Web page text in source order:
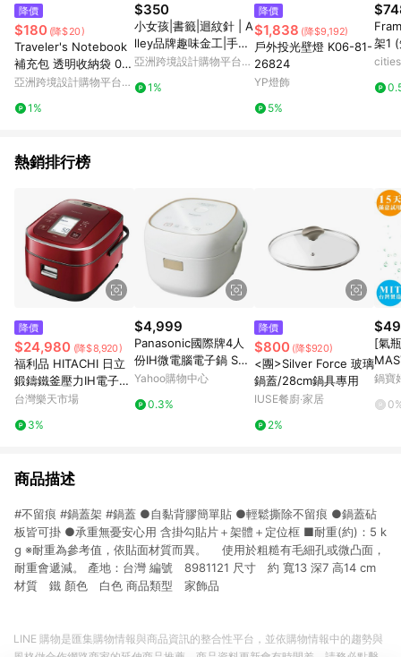
點數回饋或點數回饋有爭議，台灣樂天市場保有更改條款與法律
追訴之權利，活動詳情以樂天市場網站公告為準。
降價
$180 (降$20)
Traveler's Notebook
補充包 透明收納袋 00
8
亞洲跨境設計購物平台
1%
$350
小女孩|書籤|迴紋針 | A
lley品牌趣味金工|手工|
文青風
亞洲跨境設計購物平台
1%
降價
$1,838 (降$9,192)
戶外投光壁燈 K06-81-
26824
YP燈飾
5%
架1
熱銷排行榜
降價
$24,980 (降$8,920)
福利品 HITACHI 日立
鍛鑄鐵釜壓力IH電子鍋
RZ-YW3000TR RZYW
台灣樂天市場
3%
$4,999
Panasonic國際牌4人
份IH微電腦電子鍋 SR-
KT069
Yahoo購物中心
0.3%
降價
$800 (降$920)
<團>Silver Force 玻璃
鍋蓋/28cm鍋具專用
IUSE餐廚‧家居
2%
[氣
換氣
鍋寶
商品描述
#不留痕 #鍋蓋架 #鍋蓋 ●自黏背膠簡單貼 ●輕鬆撕除不留痕 ●鍋蓋砧
板皆可掛 ●承重無憂安心用 含掛勾貼片＋架體＋定位框 ■耐重(約)：5 k
g ※耐重為參考值，依貼面材質而異。 使用於粗糙有毛細孔或微凸面，
耐重會遞減。 產地：台灣 編號 8981121 尺寸 約 寬13 深7 高14 cm
材質 鐵 顏色 白色 商品類型 家飾品
LINE 購物是匯集購物情報與商品資訊的整合性平台，並依購物情報中的趨勢與